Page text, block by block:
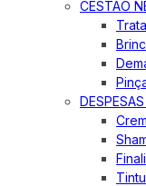
CESTÃO